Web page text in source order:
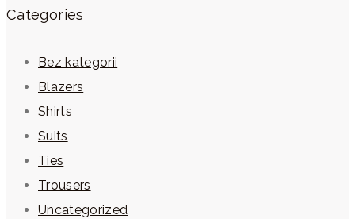
Categories
Bez kategorii
Blazers
Shirts
Suits
Ties
Trousers
Uncategorized